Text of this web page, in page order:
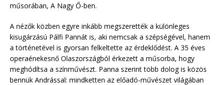
műsorában, A Nagy Ő-ben.
A nézők közben egyre inkább megszerették a különleges
kisugárzású Pálfi Pannát is, aki nemcsak a szépségével, hanem
a történetével is gyorsan felkeltette az érdeklődést. A 35 éves
operaénekesnő Olaszországból érkezett a műsorba, hogy
meghódítsa a színművészt. Panna szerint több dolog is közös
bennük Andrással: mindketten az előadó-művészet világában